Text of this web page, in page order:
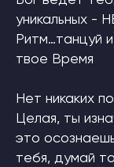
уникальных -
Ритм…танцуй
твое Время
Нет никаких
Целая, ты
это
тебя, думай